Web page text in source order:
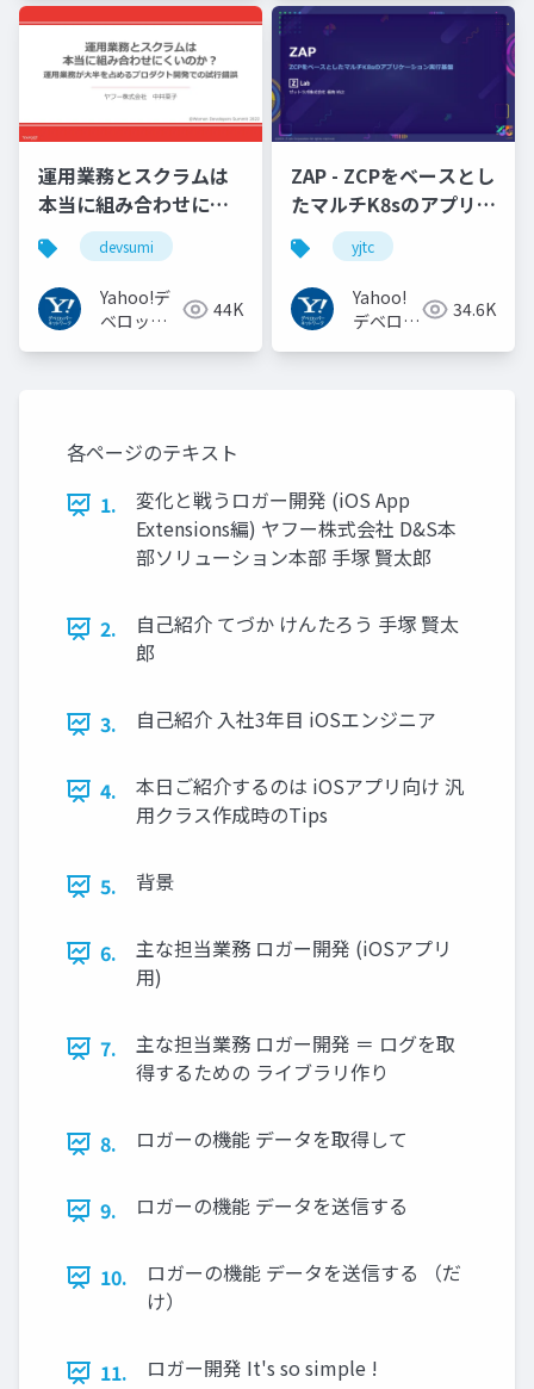
トワーク
トワーク
運用業務とスクラムは
本当に組み合わせにく
いのか︖運用業務が大
半を占めるプロダクト
開発での試行錯誤
devsumi
Yahoo!デ
ベロッパ
44K
ZAP - ZCPをベースとし
たマルチK8sのアプリケ
ーション実行基盤
#YJTC / YJTC21 B-3
yjtc
Yahoo!
デベロッ
34.6K
各ページのテキスト
1.
変化と戦うロガー開発 (iOS App
Extensions編) ヤフー株式会社 D&S本
部ソリューション本部 手塚 賢太郎
2.
自己紹介 てづか けんたろう 手塚 賢太
郎
3. 自己紹介 入社3年目 iOSエンジニア
4.
本日ご紹介するのは iOSアプリ向け 汎
用クラス作成時のTips
5. 背景
6.
主な担当業務 ロガー開発 (iOSアプリ
用)
7.
主な担当業務 ロガー開発 ＝ ログを取
得するための ライブラリ作り
8. ロガーの機能 データを取得して
9. ロガーの機能 データを送信する
10.
ロガーの機能 データを送信する （だ
け）
11. ロガー開発 It's so simple !